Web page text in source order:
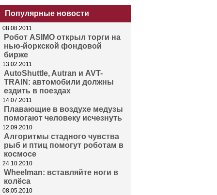
Популярные новости
08.08.2011
Робот ASIMO открыл торги на
нью-йоркской фондовой
бирже
13.02.2011
AutoShuttle, Autran и AVT-
TRAIN: автомобили должны
ездить в поездах
14.07.2011
Плавающие в воздухе медузы
помогают человеку исчезнуть
12.09.2010
Алгоритмы стадного чувства
рыб и птиц помогут роботам в
космосе
24.10.2010
Wheelman: вставляйте ноги в
колёса
08.05.2010